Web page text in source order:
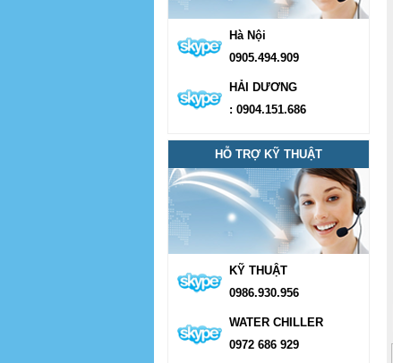
Hà Nội
0905.494.909
HẢI DƯƠNG
: 0904.151.686
HỖ TRỢ KỸ THUẬT
KỸ THUẬT
0986.930.956
WATER CHILLER
0972 686 929